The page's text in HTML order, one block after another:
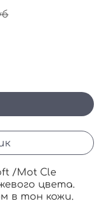
/Mot Cle
цвета.
в тон кожи.